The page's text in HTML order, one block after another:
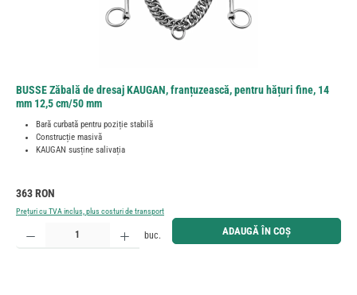
BUSSE Zăbală de dresaj KAUGAN, franțuzească, pentru hățuri fine, 14
mm 12,5 cm/50 mm
Bară curbată pentru poziție stabilă
Construcție masivă
KAUGAN susține salivația
Preț obișnuit:
363 RON
Prețuri cu TVA inclus, plus costuri de transport
Cantitate produs: Introduceți cantitatea dorită sau utilizați butoanele pentru a mări sau micșora
buc. ADAUGĂ ÎN COȘ